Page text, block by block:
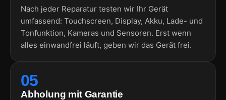
Nach jeder Reparatur testen wir Ihr Gerät
umfassend: Touchscreen, Display, Akku, Lade- und
Tonfunktion, Kameras und Sensoren. Erst wenn
alles einwandfrei läuft, geben wir das Gerät frei.
05
Abholung mit Garantie